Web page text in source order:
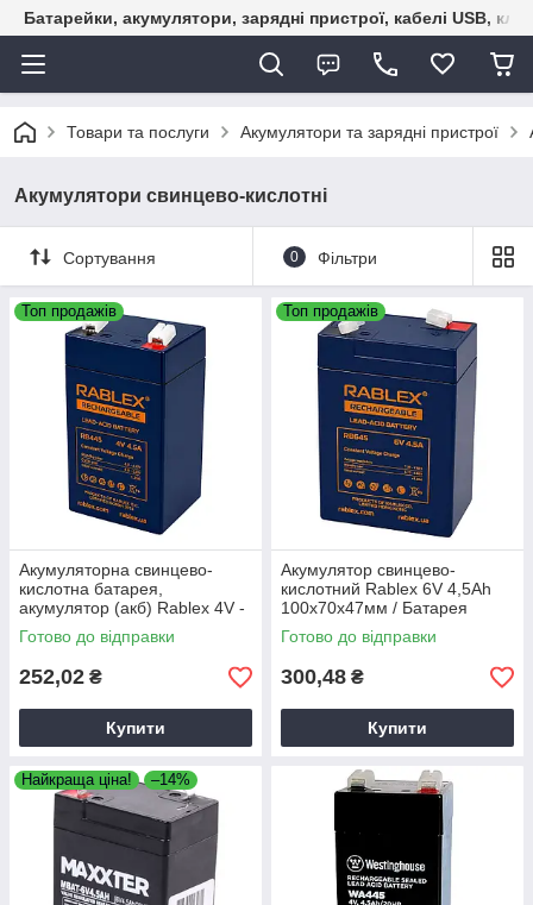
Батарейки, акумулятори, зарядні пристрої, кабелі USB,
Товари та послуги Акумулятори та зарядні пристрої
Акумулятори свинцево-кислотні
Сортування 0 Фільтри
Топ продажів
Акумуляторна свинцево-
кислотна батарея,
акумулятор (акб) Rablex 4V -
4,5Ah 100х47х47мм
Готово до відправки
252,02 ₴
Купити
Топ продажів
Акумулятор свинцево-
кислотний Rablex 6V 4,5Ah
100х70х47мм / Батарея
акумуляторна свинцево-
кислотна
Готово до відправки
300,48 ₴
Купити
Найкраща ціна! –14%